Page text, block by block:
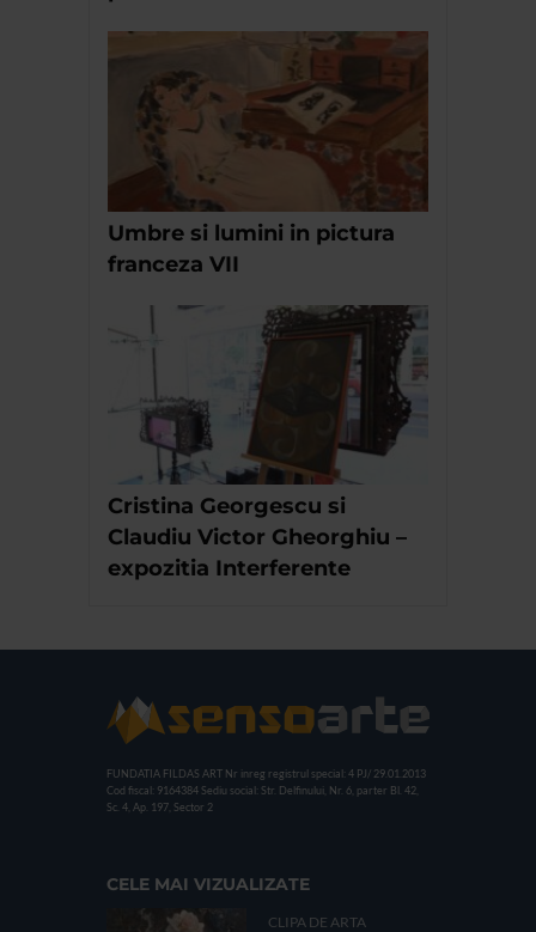
Umbre si lumini in pictura
franceza VII
Cristina Georgescu si
Claudiu Victor Gheorghiu –
expozitia Interferente
FUNDATIA FILDAS ART Nr inreg registrul special: 4 PJ/ 29.01.2013
Cod fiscal: 9164384 Sediu social: Str. Delfinului, Nr. 6, parter Bl. 42,
Sc. 4, Ap. 197, Sector 2
CELE MAI VIZUALIZATE
CLIPA DE ARTA